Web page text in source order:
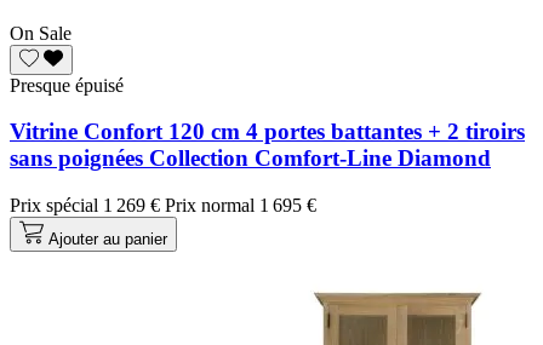
On Sale
Presque épuisé
Vitrine Confort 120 cm 4 portes battantes + 2 tiroirs
sans poignées Collection Comfort-Line Diamond
Prix spécial 1 269 € Prix normal 1 695 €
Ajouter au panier